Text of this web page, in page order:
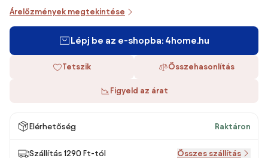
Árelőzmények megtekintése
Lépj be az e-shopba: 4home.hu
Tetszik Összehasonlítás
Figyeld az árat
Elérhetőség Raktáron
Szállítás 1290 Ft-tól Összes szállítás